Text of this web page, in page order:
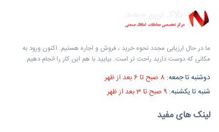
ما در حال ارزیابی مجدد نحوه خرید ، فروش و اجاره هستیم. اکنون ورود به
مکانی که دوست دارید راحت تر است. بیایید با هم این کار را انجام دهیم.
دوشنبه تا جمعه:
شنبه تا یکشنبه:
لینک های مفید